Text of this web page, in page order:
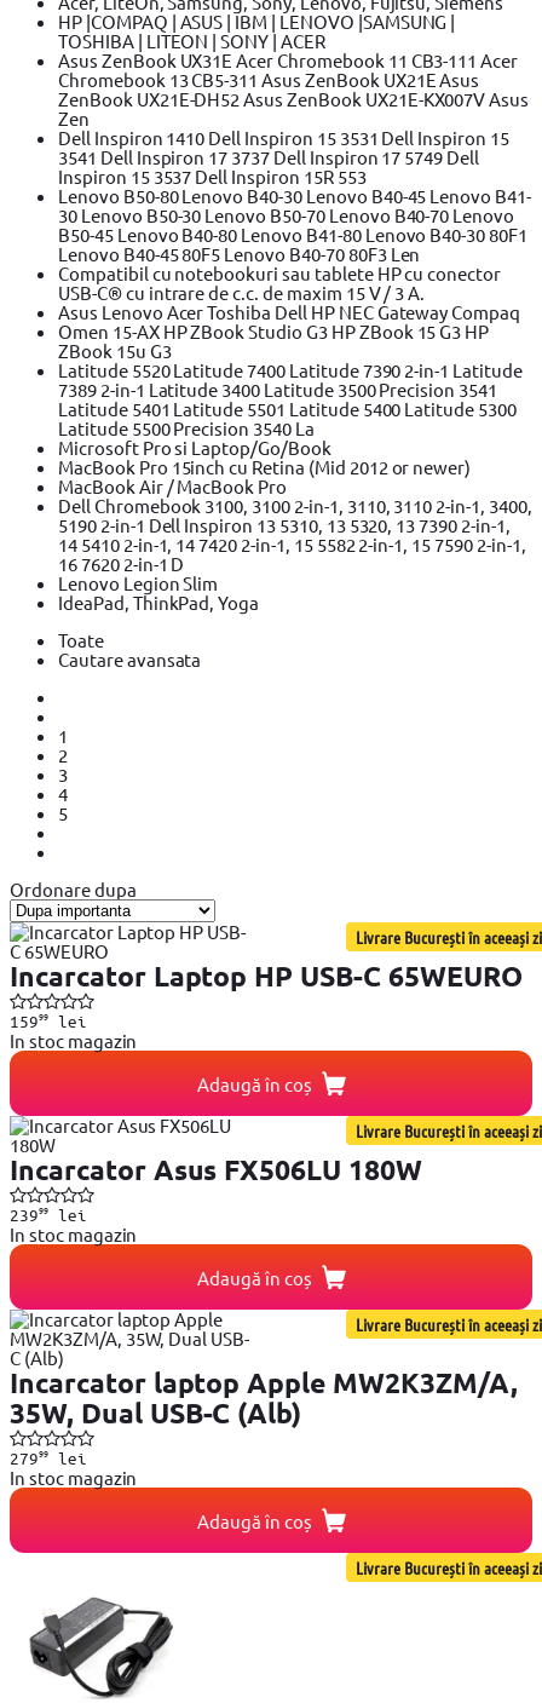
HP |COMPAQ | ASUS | IBM | LENOVO |SAMSUNG |
TOSHIBA | LITEON | SONY | ACER
Asus ZenBook UX31E Acer Chromebook 11 CB3-111 Acer
Chromebook 13 CB5-311 Asus ZenBook UX21E Asus
ZenBook UX21E-DH52 Asus ZenBook UX21E-KX007V Asus
Zen
Dell Inspiron 1410 Dell Inspiron 15 3531 Dell Inspiron 15
3541 Dell Inspiron 17 3737 Dell Inspiron 17 5749 Dell
Inspiron 15 3537 Dell Inspiron 15R 553
Lenovo B50-80 Lenovo B40-30 Lenovo B40-45 Lenovo B41-
30 Lenovo B50-30 Lenovo B50-70 Lenovo B40-70 Lenovo
B50-45 Lenovo B40-80 Lenovo B41-80 Lenovo B40-30 80F1
Lenovo B40-45 80F5 Lenovo B40-70 80F3 Len
Compatibil cu notebookuri sau tablete HP cu conector
USB-C® cu intrare de c.c. de maxim 15 V / 3 A.
Asus Lenovo Acer Toshiba Dell HP NEC Gateway Compaq
Omen 15-AX HP ZBook Studio G3 HP ZBook 15 G3 HP
ZBook 15u G3
Latitude 5520 Latitude 7400 Latitude 7390 2-in-1 Latitude
7389 2-in-1 Latitude 3400 Latitude 3500 Precision 3541
Latitude 5401 Latitude 5501 Latitude 5400 Latitude 5300
Latitude 5500 Precision 3540 La
Microsoft Pro si Laptop/Go/Book
MacBook Pro 15inch cu Retina (Mid 2012 or newer)
MacBook Air / MacBook Pro
Dell Chromebook 3100, 3100 2-in-1, 3110, 3110 2-in-1, 3400,
5190 2-in-1 Dell Inspiron 13 5310, 13 5320, 13 7390 2-in-1,
14 5410 2-in-1, 14 7420 2-in-1, 15 5582 2-in-1, 15 7590 2-in-1,
16 7620 2-in-1 D
Lenovo Legion Slim
IdeaPad, ThinkPad, Yoga
Toate
Cautare avansata
1
2
3
4
5
Ordonare dupa
Livrare București în aceeași zi
Incarcator Laptop HP USB-C 65WEURO
15999lei
In stoc magazin
Adaugă în coș
Livrare București în aceeași zi
Incarcator Asus FX506LU 180W
23999lei
In stoc magazin
Adaugă în coș
Livrare București în aceeași zi
Incarcator laptop Apple MW2K3ZM/A,
35W, Dual USB-C (Alb)
27999lei
In stoc magazin
Adaugă în coș
Livrare București în aceeași zi